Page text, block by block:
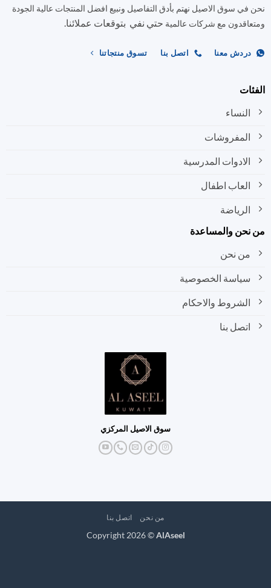
سوق الاصيل نهتم بأدق التفاصيل ونبيع افضل المنتجات عالية الجودة
مع شركات عالميةحتي نفي بتوقعات عملائنا.
دردش معنا اتصل بنا تسوق منتجاتنا
النساء
المفروشات
الادوات المدرسية
العاب اطفال
الرياضة
والمساعدة
من نحن
سياسة الخصوصية
الشروط والاحكام
اتصل بنا
سوق الاصيل المركزي
من نحن اتصل بنا
Copyright 2026 ©AlAseel